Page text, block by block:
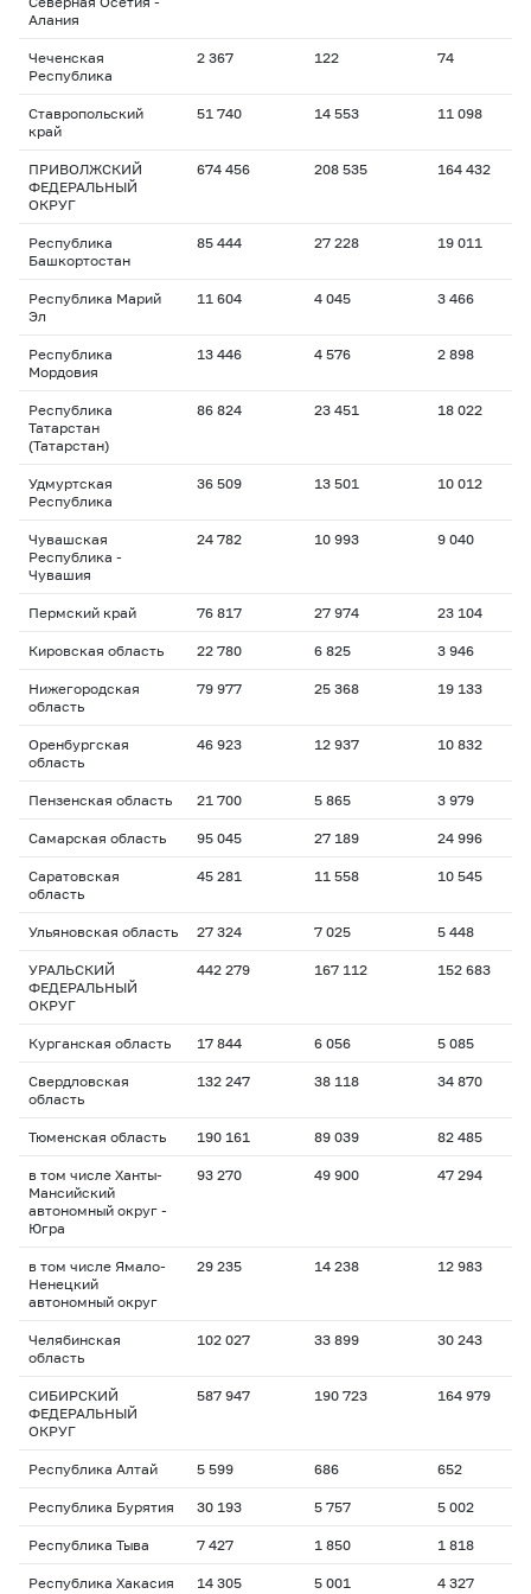
Алания
Чеченская
Республика
2 367 122 74
Ставропольский
край
51 740 14 553 11 098
ПРИВОЛЖСКИЙ
ФЕДЕРАЛЬНЫЙ
ОКРУГ
674 456 208 535 164 432
Республика
Башкортостан
85 444 27 228 19 011
Республика Марий
Эл
11 604 4 045 3 466
Республика
Мордовия
13 446 4 576 2 898
Республика
Татарстан
(Татарстан)
86 824 23 451 18 022
Удмуртская
Республика
36 509 13 501 10 012
Чувашская
Республика -
Чувашия
24 782 10 993 9 040
Пермский край 76 817 27 974 23 104
Кировская область 22 780 6 825 3 946
Нижегородская
область
79 977 25 368 19 133
Оренбургская
область
46 923 12 937 10 832
Пензенская область 21 700 5 865 3 979
Самарская область 95 045 27 189 24 996
Саратовская
область
45 281 11 558 10 545
Ульяновская область 27 324 7 025 5 448
УРАЛЬСКИЙ
ФЕДЕРАЛЬНЫЙ
ОКРУГ
442 279 167 112 152 683
Курганская область 17 844 6 056 5 085
Свердловская
область
132 247 38 118 34 870
Тюменская область 190 161 89 039 82 485
в том числе Ханты-
Мансийский
автономный округ -
Югра
93 270 49 900 47 294
в том числе Ямало-
Ненецкий
автономный округ
29 235 14 238 12 983
Челябинская
область
102 027 33 899 30 243
СИБИРСКИЙ
ФЕДЕРАЛЬНЫЙ
ОКРУГ
587 947 190 723 164 979
Республика Алтай 5 599 686 652
Республика Бурятия 30 193 5 757 5 002
Республика Тыва 7 427 1 850 1 818
Республика Хакасия 14 305 5 001 4 327